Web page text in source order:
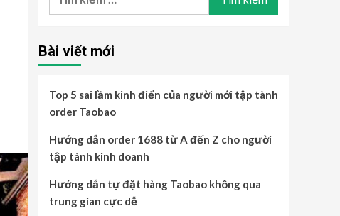
Bài viết mới
Top 5 sai lầm kinh điển của người mới tập tành
order Taobao
Hướng dẫn order 1688 từ A đến Z cho người
tập tành kinh doanh
Hướng dẫn tự đặt hàng Taobao không qua
trung gian cực dễ